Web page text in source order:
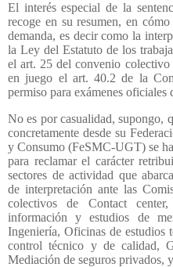
El interés especial de la
recoge en su resumen, en
demanda, es decir como la
la Ley del Estatuto de los
el art. 25 del convenio
en juego el art. 40.2 de la
permiso para exámenes oficiales
No es por casualidad, supongo,
concretamente desde su
y Consumo (FeSMC-UGT) se
para reclamar el carácter
sectores de actividad que
de interpretación ante las
colectivos de Contact
información y estudios de
Ingeniería, Oficinas de estudios
control técnico y de calidad,
Mediación de seguros privados,